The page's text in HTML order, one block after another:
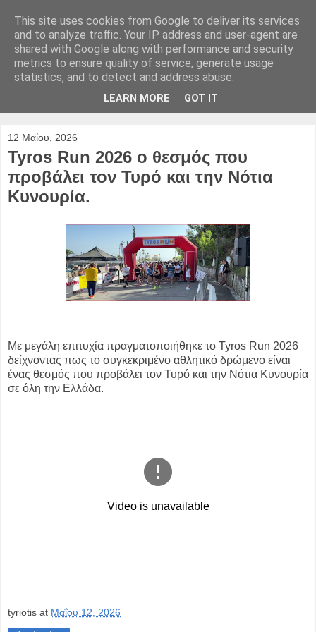
12 Μαΐου, 2026
Tyros Run 2026 ο θεσμός που
προβάλει τον Τυρό και την Νότια
Κυνουρία.
Με μεγάλη επιτυχία πραγματοποιήθηκε το Tyros Run 2026
δείχνοντας πως το συγκεκριμένο αθλητικό δρώμενο είναι
ένας θεσμός που προβάλει τον Τυρό και την Νότια Κυνουρία
σε όλη την Ελλάδα.
tyriotis at Μαΐου 12, 2026
This site uses cookies from Google to deliver its services
and to analyze traffic. Your IP address and user-agent are
shared with Google along with performance and security
metrics to ensure quality of service, generate usage
statistics, and to detect and address abuse.
LEARN MORE GOT IT